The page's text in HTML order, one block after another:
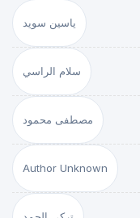
ياسين سويد
سلام الراسي
مصطفى محمود
Author Unknown